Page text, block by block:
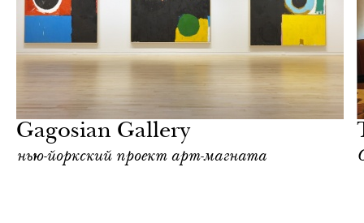
Gagosian Gallery
нью-йоркский проект арт-магната
Йорк